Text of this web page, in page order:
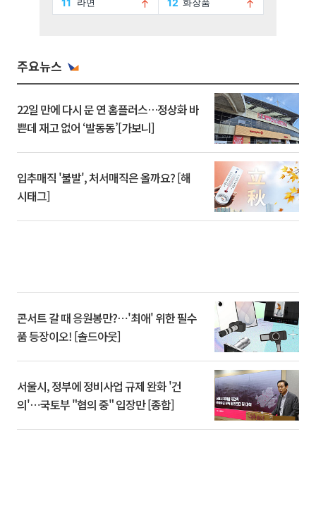
주요뉴스
22일 만에 다시 문 연 홈플러스…정상화 바
쁜데 재고 없어 ‘발동동’[가보니]
입추매직 '불발', 처서매직은 올까요? [해
시태그]
콘서트 갈 때 응원봉만?⋯'최애' 위한 필수
품 등장이오! [솔드아웃]
서울시, 정부에 정비사업 규제 완화 '건
의'⋯국토부 "협의 중" 입장만 [종합]